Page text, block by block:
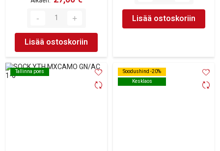
Lisää ostoskoriin
Lisää ostoskoriin
Tallinna poes
Tallinna poes
Soodushind -20%
Kesklaos
Soodushind -20%
Kesklaos